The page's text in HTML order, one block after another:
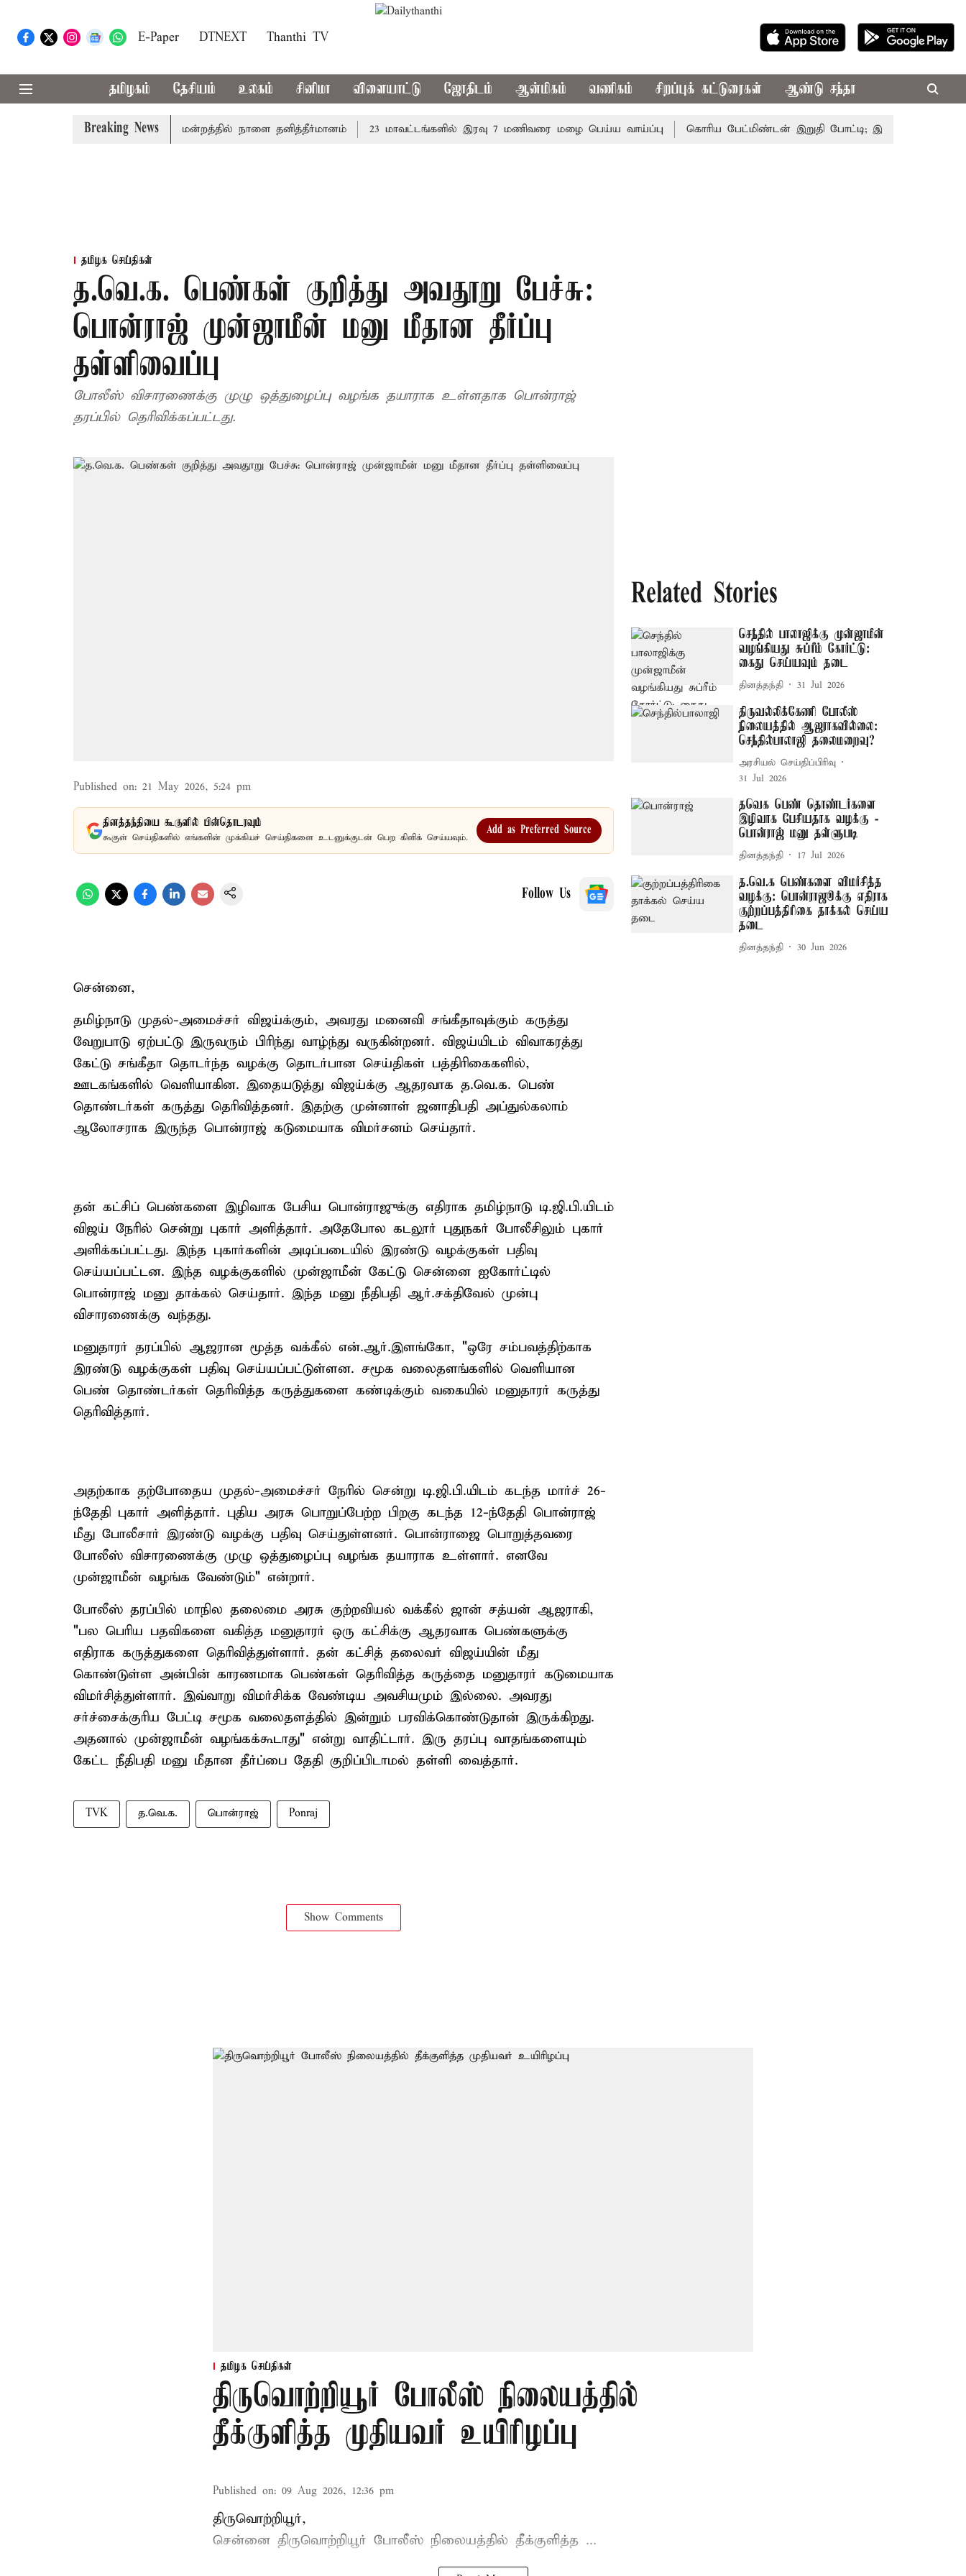
E-Paper DTNEXT Thanthi TV
தமிழகம் தேசியம் உலகம் சினிமா விளையாட்டு ஜோதிடம் ஆன்மிகம் வணிகம் சிறப்புக் கட்டுரைகள் ஆண்டு சந்தா
Breaking News
தமிழ்த்தாய் வாழ்த்து: சட்டமன்றத்தில் நாளை தனித்தீர்மானம் 23 மாவட்டங்களில் இரவு 7 மணிவரை மழை பெய்ய வாய்ப்பு கொரிய பேட்மிண்டன் இறுதி போட்டி; இந்திய வீராங்கனை
தமிழக செய்திகள்
த.வெ.க. பெண்கள் குறித்து அவதூறு பேச்சு:
பொன்ராஜ் முன்ஜாமீன் மனு மீதான தீர்ப்பு
தள்ளிவைப்பு
போலீஸ் விசாரணைக்கு முழு ஒத்துழைப்பு வழங்க தயாராக உள்ளதாக பொன்ராஜ்
தரப்பில் தெரிவிக்கப்பட்டது.
Published on: 21 May 2026, 5:24 pm
தினத்தந்தியை கூகுளில் பின்தொடரவும்
கூகுள் செய்திகளில் எங்களின் முக்கியச் செய்திகளை உடனுக்குடன் பெற கிளிக் செய்யவும்.
Add as Preferred Source
Follow Us
சென்னை,
தமிழ்நாடு முதல்-அமைச்சர் விஜய்க்கும், அவரது மனைவி சங்கீதாவுக்கும் கருத்து
வேறுபாடு ஏற்பட்டு இருவரும் பிரிந்து வாழ்ந்து வருகின்றனர். விஜய்யிடம் விவாகரத்து
கேட்டு சங்கீதா தொடர்ந்த வழக்கு தொடர்பான செய்திகள் பத்திரிகைகளில்,
ஊடகங்களில் வெளியாகின. இதையடுத்து விஜய்க்கு ஆதரவாக த.வெ.க. பெண்
தொண்டர்கள் கருத்து தெரிவித்தனர். இதற்கு முன்னாள் ஜனாதிபதி அப்துல்கலாம்
ஆலோசராக இருந்த பொன்ராஜ் கடுமையாக விமர்சனம் செய்தார்.
தன் கட்சிப் பெண்களை இழிவாக பேசிய பொன்ராஜுக்கு எதிராக தமிழ்நாடு டி.ஜி.பி.யிடம்
விஜய் நேரில் சென்று புகார் அளித்தார். அதேபோல கடலூர் புதுநகர் போலீசிலும் புகார்
அளிக்கப்பட்டது. இந்த புகார்களின் அடிப்படையில் இரண்டு வழக்குகள் பதிவு
செய்யப்பட்டன. இந்த வழக்குகளில் முன்ஜாமீன் கேட்டு சென்னை ஐகோர்ட்டில்
பொன்ராஜ் மனு தாக்கல் செய்தார். இந்த மனு நீதிபதி ஆர்.சக்திவேல் முன்பு
விசாரணைக்கு வந்தது.
மனுதாரர் தரப்பில் ஆஜரான மூத்த வக்கீல் என்.ஆர்.இளங்கோ, "ஒரே சம்பவத்திற்காக
இரண்டு வழக்குகள் பதிவு செய்யப்பட்டுள்ளன. சமூக வலைதளங்களில் வெளியான
பெண் தொண்டர்கள் தெரிவித்த கருத்துகளை கண்டிக்கும் வகையில் மனுதாரர் கருத்து
தெரிவித்தார்.
அதற்காக தற்போதைய முதல்-அமைச்சர் நேரில் சென்று டி.ஜி.பி.யிடம் கடந்த மார்ச் 26-
ந்தேதி புகார் அளித்தார். புதிய அரசு பொறுப்பேற்ற பிறகு கடந்த 12-ந்தேதி பொன்ராஜ்
மீது போலீசார் இரண்டு வழக்கு பதிவு செய்துள்ளனர். பொன்ராஜை பொறுத்தவரை
போலீஸ் விசாரணைக்கு முழு ஒத்துழைப்பு வழங்க தயாராக உள்ளார். எனவே
முன்ஜாமீன் வழங்க வேண்டும்" என்றார்.
போலீஸ் தரப்பில் மாநில தலைமை அரசு குற்றவியல் வக்கீல் ஜான் சத்யன் ஆஜராகி,
"பல பெரிய பதவிகளை வகித்த மனுதாரர் ஒரு கட்சிக்கு ஆதரவாக பெண்களுக்கு
எதிராக கருத்துகளை தெரிவித்துள்ளார். தன் கட்சித் தலைவர் விஜய்யின் மீது
கொண்டுள்ள அன்பின் காரணமாக பெண்கள் தெரிவித்த கருத்தை மனுதாரர் கடுமையாக
விமர்சித்துள்ளார். இவ்வாறு விமர்சிக்க வேண்டிய அவசியமும் இல்லை. அவரது
சர்ச்சைக்குரிய பேட்டி சமூக வலைதளத்தில் இன்றும் பரவிக்கொண்டுதான் இருக்கிறது.
அதனால் முன்ஜாமீன் வழங்கக்கூடாது" என்று வாதிட்டார். இரு தரப்பு வாதங்களையும்
கேட்ட நீதிபதி மனு மீதான தீர்ப்பை தேதி குறிப்பிடாமல் தள்ளி வைத்தார்.
TVK த.வெ.க. பொன்ராஜ் Ponraj
Show Comments
Related Stories
செந்தில் பாலாஜிக்கு முன்ஜாமீன்
வழங்கியது சுப்ரீம் கோர்ட்டு:
கைது செய்யவும் தடை
தினத்தந்தி 31 Jul 2026
திருவல்லிக்கேணி போலீஸ்
நிலையத்தில் ஆஜராகவில்லை:
செந்தில்பாலாஜி தலைமறைவு?
அரசியல் செய்திப்பிரிவு
31 Jul 2026
தவெக பெண் தொண்டர்களை
இழிவாக பேசியதாக வழக்கு -
பொன்ராஜ் மனு தள்ளுபடி
தினத்தந்தி 17 Jul 2026
த.வெ.க பெண்களை விமர்சித்த
வழக்கு: பொன்ராஜூக்கு எதிராக
குற்றப்பத்திரிகை தாக்கல் செய்ய
தடை
தினத்தந்தி 30 Jun 2026
தமிழக செய்திகள்
திருவொற்றியூர் போலீஸ் நிலையத்தில்
தீக்குளித்த முதியவர் உயிரிழப்பு
Published on: 09 Aug 2026, 12:36 pm
திருவொற்றியூர்,
சென்னை திருவொற்றியூர் போலீஸ் நிலையத்தில் தீக்குளித்த ...